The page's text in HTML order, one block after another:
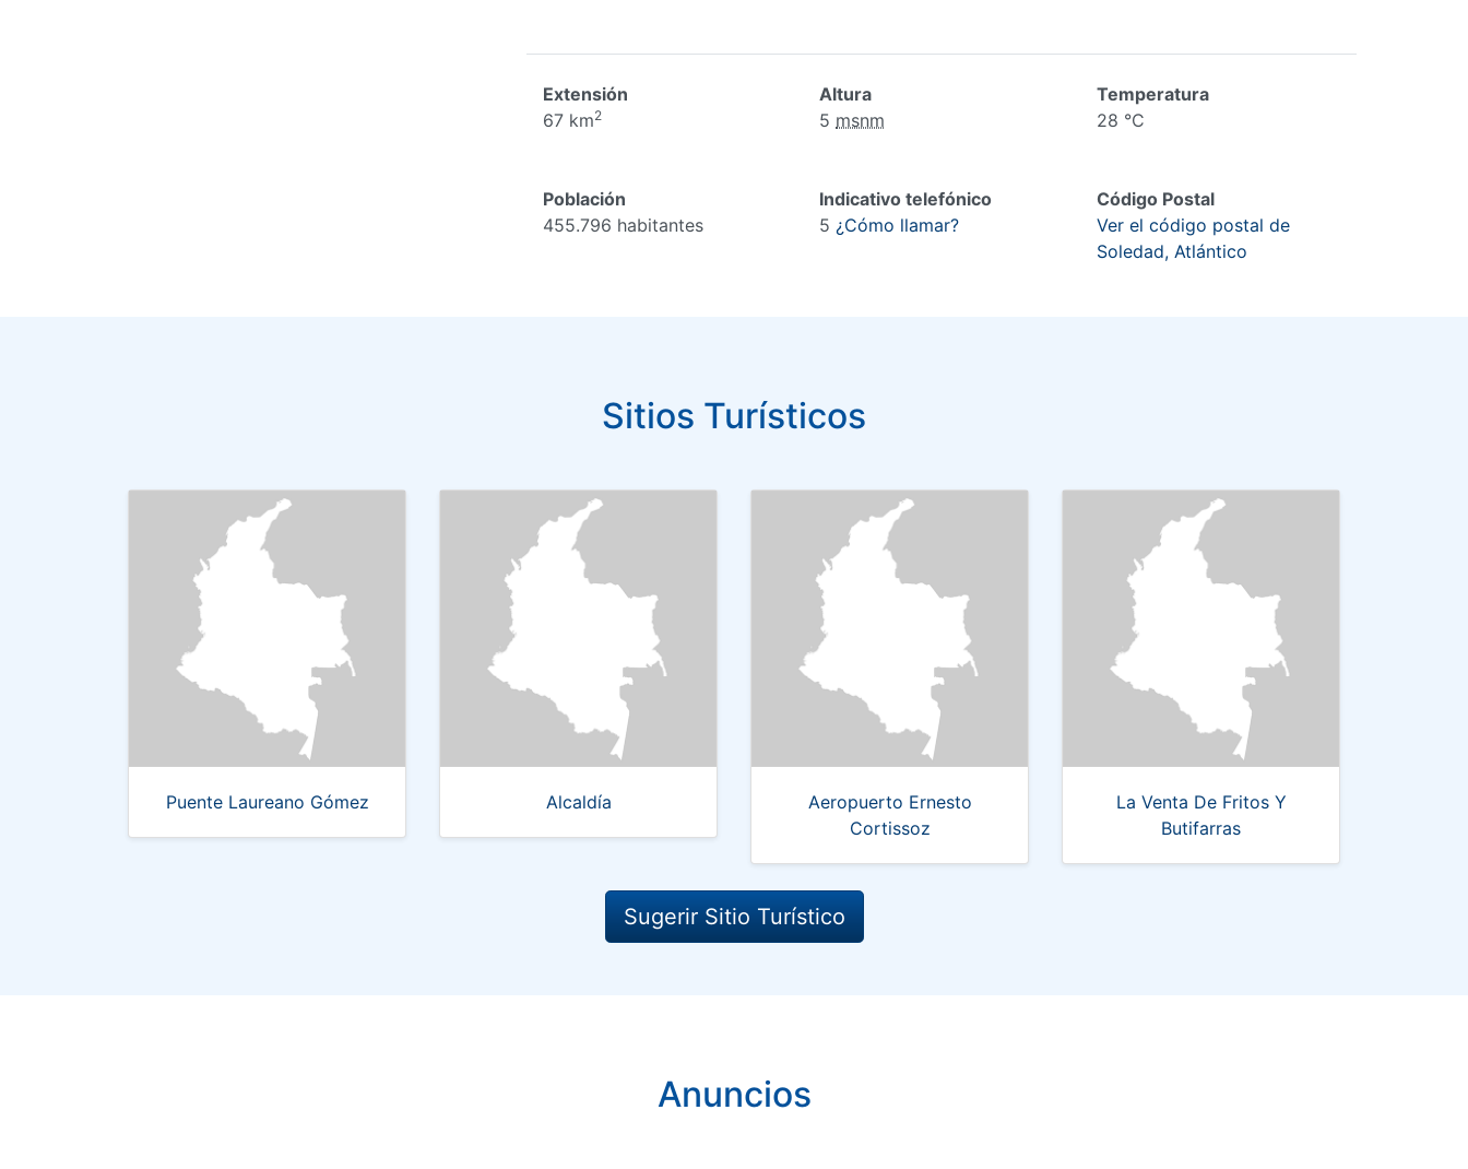
Extensión
67 km2
Altura
5 msnm
Temperatura
28 °C
Población
455.796 habitantes
Indicativo telefónico
5 ¿Cómo llamar?
Código Postal
Ver el código postal de
Soledad, Atlántico
Sitios Turísticos
Puente Laureano Gómez Alcaldía
Aeropuerto Ernesto
Cortissoz
La Venta De Fritos Y
Butifarras
Sugerir Sitio Turístico
Anuncios